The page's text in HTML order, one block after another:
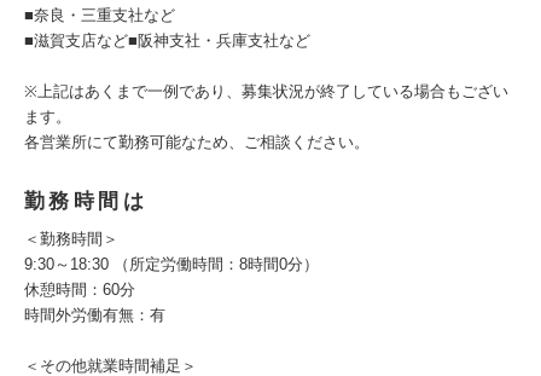
■奈良・三重支社など
■滋賀支店など■阪神支社・兵庫支社など
※上記はあくまで一例であり、募集状況が終了している場合もござい
ます。
各営業所にて勤務可能なため、ご相談ください。
勤務時間は
＜勤務時間＞
9:30～18:30 （所定労働時間：8時間0分）
休憩時間：60分
時間外労働有無：有
＜その他就業時間補足＞